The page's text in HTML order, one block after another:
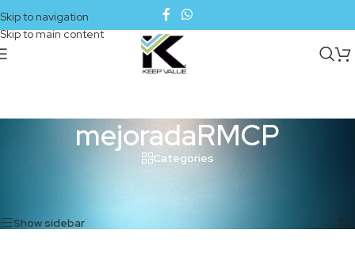
Skip to navigation
Skip to main content
mejoradaRMCP
Categories
Productos etiquetados “mejoradaRMCP”
Show sidebar